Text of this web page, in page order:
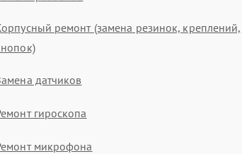
ремонт (замена резинок, креплений,
датчиков
гироскопа
микрофона